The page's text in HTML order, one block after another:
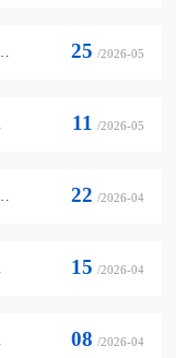
25 /2026-05
11 /2026-05
22 /2026-04
15 /2026-04
08 /2026-04